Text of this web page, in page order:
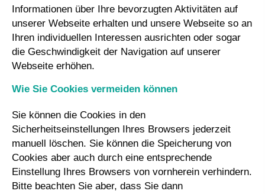
Informationen über Ihre bevorzugten Aktivitäten auf
unserer Webseite erhalten und unsere Webseite so an
Ihren individuellen Interessen ausrichten oder sogar
die Geschwindigkeit der Navigation auf unserer
Webseite erhöhen.
Wie Sie Cookies vermeiden können
Sie können die Cookies in den
Sicherheitseinstellungen Ihres Browsers jederzeit
manuell löschen. Sie können die Speicherung von
Cookies aber auch durch eine entsprechende
Einstellung Ihres Browsers von vornherein verhindern.
Bitte beachten Sie aber, dass Sie dann